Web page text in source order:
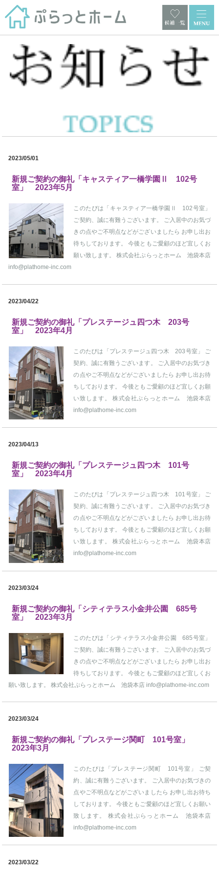
2023/05/01
新規ご契約の御礼「キャスティア一橋学園Ⅱ 102号
室」 2023年5月
このたびは「キャスティア一橋学園Ⅱ 102号室」
ご契約、誠に有難うございます。 ご入居中のお気づ
きの点やご不明点などがございましたら お申し出お
待ちしております。 今後ともご愛顧のほど宜しくお
願い致します。 株式会社ぷらっとホーム 池袋本店
info@plathome-inc.com
2023/04/22
新規ご契約の御礼「プレステージュ四つ木 203号
室」 2023年4月
このたびは「プレステージュ四つ木 203号室」 ご
契約、誠に有難うございます。 ご入居中のお気づき
の点やご不明点などがございましたら お申し出お待
ちしております。 今後ともご愛顧のほど宜しくお願
い致します。 株式会社ぷらっとホーム 池袋本店
info@plathome-inc.com
2023/04/13
新規ご契約の御礼「プレステージュ四つ木 101号
室」 2023年4月
このたびは「プレステージュ四つ木 101号室」 ご
契約、誠に有難うございます。 ご入居中のお気づき
の点やご不明点などがございましたら お申し出お待
ちしております。 今後ともご愛顧のほど宜しくお願
い致します。 株式会社ぷらっとホーム 池袋本店
info@plathome-inc.com
2023/03/24
新規ご契約の御礼「シティテラス小金井公園 685号
室」 2023年3月
このたびは「シティテラス小金井公園 685号室」
ご契約、誠に有難うございます。 ご入居中のお気づ
きの点やご不明点などがございましたら お申し出お
待ちしております。 今後ともご愛顧のほど宜しくお
願い致します。 株式会社ぷらっとホーム 池袋本店 info@plathome-inc.com
2023/03/24
新規ご契約の御礼「プレステージ関町 101号室」
2023年3月
このたびは「プレステージ関町 101号室」 ご契
約、誠に有難うございます。 ご入居中のお気づきの
点やご不明点などがございましたら お申し出お待ち
しております。 今後ともご愛顧のほど宜しくお願い
致します。 株式会社ぷらっとホーム 池袋本店
info@plathome-inc.com
2023/03/22